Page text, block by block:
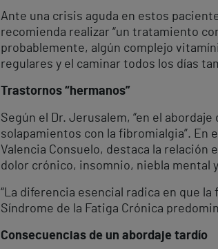
Ante una crisis aguda en estos
recomienda realizar “un tratamiento
probablemente, algún complejo
regulares y el caminar todos los días
Trastornos “hermanos”
Según el Dr. Jerusalem, “en el
solapamientos con la fibromialgia”. En
Valencia Consuelo, destaca la relación
dolor crónico, insomnio, niebla mental
“La diferencia esencial radica en que
Síndrome de la Fatiga Crónica
Consecuencias de un abordaje tardío